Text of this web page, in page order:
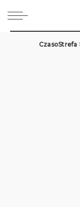
CzasoStrefa